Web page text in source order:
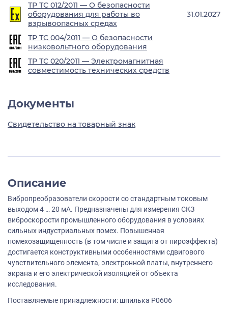
ТР ТС 012/2011 — О безопасности
оборудования для работы во
взрывоопасных средах
31.01.2027
ТР ТС 004/2011 — О безопасности
низковольтного оборудования
ТР ТС 020/2011 — Электромагнитная
совместимость технических средств
Документы
Свидетельство на товарный знак
Описание
Вибропреобразователи скорости со стандартным токовым
выходом 4 … 20 мА. Предназначены для измерения СКЗ
виброскорости промышленного оборудования в условиях
сильных индустриальных помех. Повышенная
помехозащищенность (в том числе и защита от пироэффекта)
достигается конструктивными особенностями сдвигового
чувствительного элемента, электронной платы, внутреннего
экрана и его электрической изоляцией от объекта
исследования.
Поставляемые принадлежности: шпилька P0606